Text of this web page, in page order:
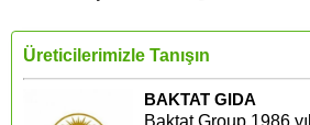
Üreticilerimizle Tanışın
BAKTAT GIDA
Baktat Group 1986